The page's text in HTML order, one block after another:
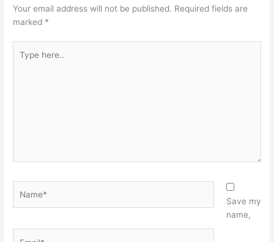
Your email address will not be published. Required fields are
marked *
here..
Save my
name,